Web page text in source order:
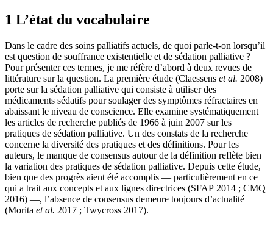
1 L’état du vocabulaire
Dans le cadre des soins palliatifs actuels, de quoi parle-t-on lorsqu’il
est question de souffrance existentielle et de sédation palliative ?
Pour présenter ces termes, je me réfère d’abord à deux revues de
littérature sur la question. La première étude (Claessens et al. 2008)
porte sur la sédation palliative qui consiste à utiliser des
médicaments sédatifs pour soulager des symptômes réfractaires en
abaissant le niveau de conscience. Elle examine systématiquement
les articles de recherche publiés de 1966 à juin 2007 sur les
pratiques de sédation palliative. Un des constats de la recherche
concerne la diversité des pratiques et des définitions. Pour les
auteurs, le manque de consensus autour de la définition reflète bien
la variation des pratiques de sédation palliative. Depuis cette étude,
bien que des progrès aient été accomplis — particulièrement en ce
qui a trait aux concepts et aux lignes directrices (SFAP 2014 ; CMQ
2016) —, l’absence de consensus demeure toujours d’actualité
(Morita et al. 2017 ; Twycross 2017).